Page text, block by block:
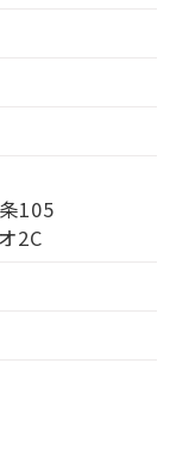
105
2C